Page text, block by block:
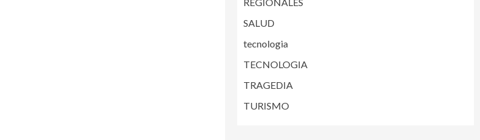
SALUD
tecnologia
TECNOLOGIA
TRAGEDIA
TURISMO